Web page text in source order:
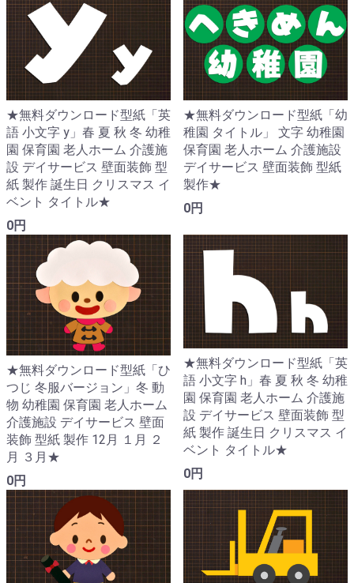
★無料ダウンロード型紙「英
語 小文字 y」春 夏 秋 冬 幼稚
園 保育園 老人ホーム 介護施
設 デイサービス 壁面装飾 型
紙 製作 誕生日 クリスマス イ
ベント タイトル★
0円
★無料ダウンロード型紙「幼
稚園 タイトル」 文字 幼稚園
保育園 老人ホーム 介護施設
デイサービス 壁面装飾 型紙
製作★
0円
★無料ダウンロード型紙「ひ
つじ 冬服バージョン」冬 動
物 幼稚園 保育園 老人ホーム
介護施設 デイサービス 壁面
装飾 型紙 製作 12月 １月 ２
月 ３月★
0円
★無料ダウンロード型紙「英
語 小文字 h」春 夏 秋 冬 幼稚
園 保育園 老人ホーム 介護施
設 デイサービス 壁面装飾 型
紙 製作 誕生日 クリスマス イ
ベント タイトル★
0円